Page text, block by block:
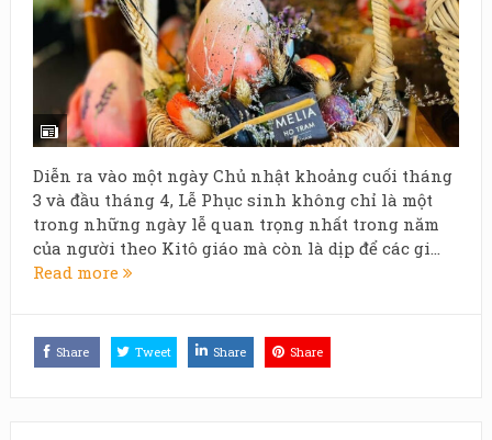
Diễn ra vào một ngày Chủ nhật khoảng cuối tháng
3 và đầu tháng 4, Lễ Phục sinh không chỉ là một
trong những ngày lễ quan trọng nhất trong năm
của người theo Kitô giáo mà còn là dịp để các gi...
Read more
Share Tweet Share Share